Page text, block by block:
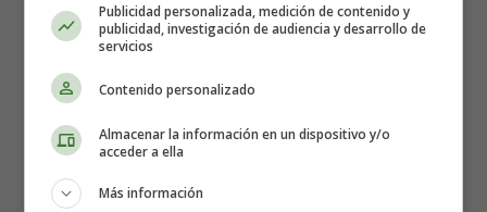
La ansiedad, la respuesta del cuerpo al estrés, es la
ayuda a prepararte para afrontarlas. Esto se llama la
rápidamente porque los pulmones están tratando de
Publicidad personalizada, medición de contenido y
publicidad, investigación de audiencia y desarrollo de
servicios
Contenido personalizado
Almacenar la información en un dispositivo y/o
acceder a ella
Más información